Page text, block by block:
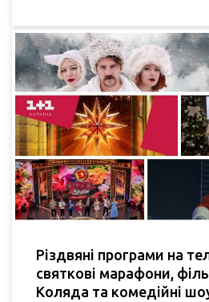
Різдвяні програми на
святкові марафони,
Коляда та комедійні